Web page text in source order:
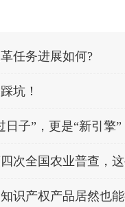
任务进展如何?
坑！
子”，更是“新引擎”
识产权产品居然也能